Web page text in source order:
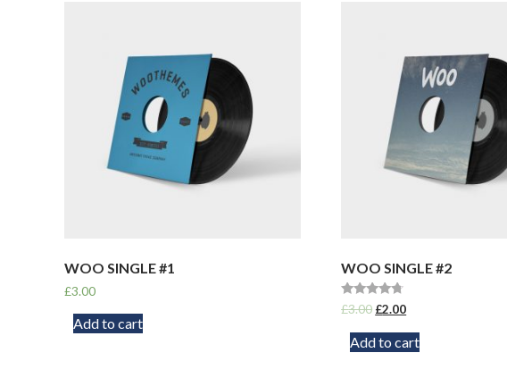
WOO SINGLE #1
£3.00
Add to cart
WOO SINGLE #2
Rated
4.50
£3.00 £2.00
Add to cart